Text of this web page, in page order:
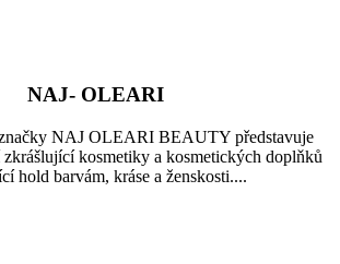
NAJ- OLEARI
NAJ OLEARI BEAUTY představuje
kosmetiky a kosmetických doplňků
hold barvám, kráse a ženskosti....